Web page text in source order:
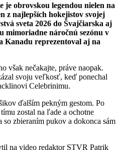
je obrovskou legendou nielen na
z najlepších hokejistov svojej
sveta 2026 do Švajčiarska aj
mimoriadne náročnú sezónu v
Kanadu reprezentoval aj na
však nečakajte, práve naopak.
svoju veľkosť, keď ponechal
Celebrinimu.
ďalším pekným gestom. Po
zostal na ľade a ochotne
so zbieraním pukov a dokonca sám
na video redaktor STVR Patrik